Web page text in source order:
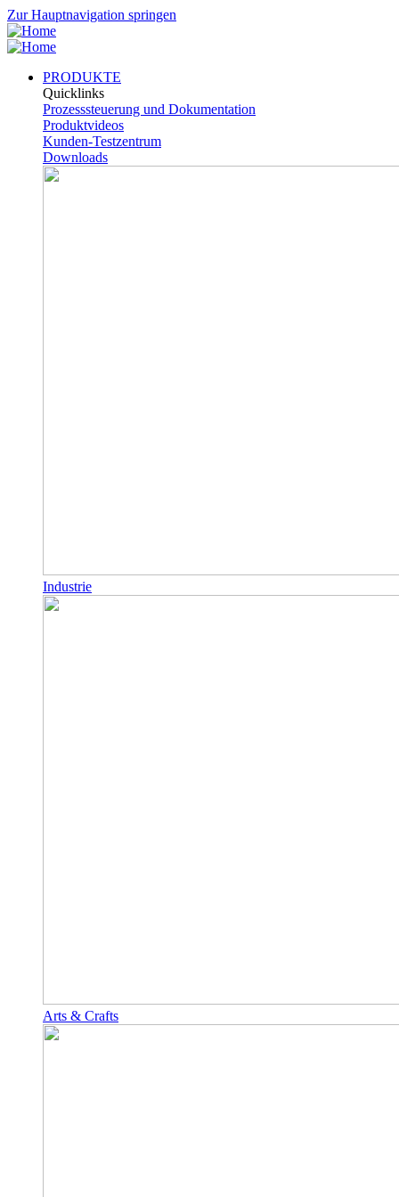
Zur Hauptnavigation springen
PRODUKTE
Quicklinks
Prozesssteuerung und Dokumentation
Produktvideos
Kunden-Testzentrum
Downloads
Industrie
Arts & Crafts